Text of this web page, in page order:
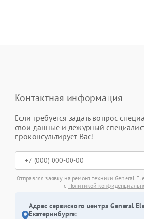
Контактная информация
Если требуется задать вопрос
свои данные и дежурный
проконсультирует Вас!
Отправляя заявку на ремонт техники General
с Политикой
Адрес сервисного центра General
Екатеринбурге: